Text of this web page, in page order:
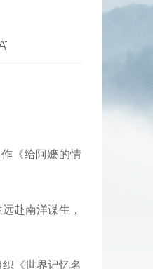
《给阿嬷的情
赴南洋谋生，
《世界记忆名